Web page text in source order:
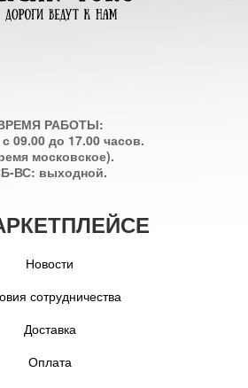
РАБОТЫ:
09.00 до 17.00 часов.
московское).
ВС: выходной.
Новости
сотрудничества
Доставка
Оплата